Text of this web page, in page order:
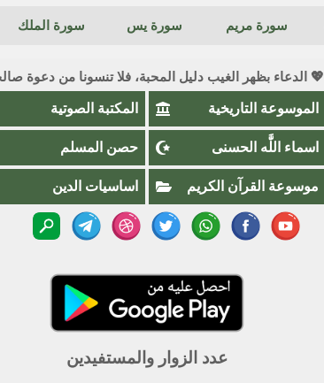
سورة مريم سورة يس سورة الملك
💖 الدعاء بظهر الغيب دليل المحبة، فلا تنسونا من دعوة
الموسوعة التاريخية المكتبة الصوتية
اسماء اللَّٰه الحسنى حصن المسلم
موسوعة القرآن الكريم اساسيات الدين
عدد الزوار والمستفيدين